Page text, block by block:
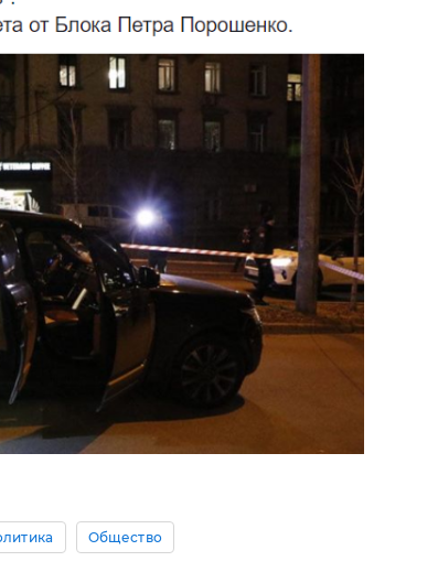
Общество